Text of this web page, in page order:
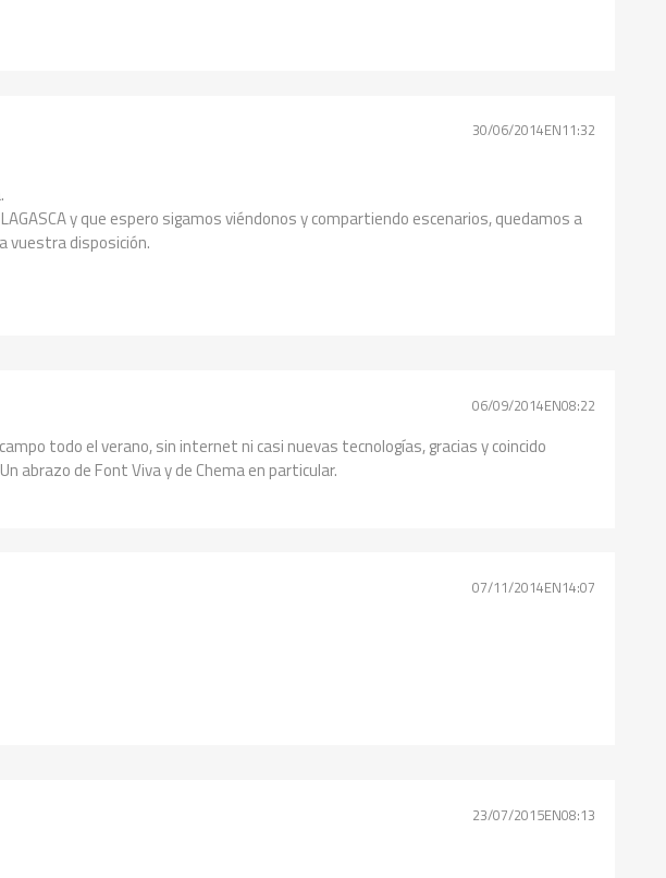
30/06/2014EN11:32
y que espero sigamos viéndonos y compartiendo escenarios, quedamos a
vuestra disposición.
06/09/2014EN08:22
todo el verano, sin internet ni casi nuevas tecnologías, gracias y coincido
abrazo de Font Viva y de Chema en particular.
07/11/2014EN14:07
23/07/2015EN08:13